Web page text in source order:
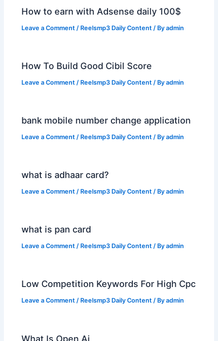
How to earn with Adsense daily 100$
Leave a Comment / Reelsmp3 Daily Content / Byadmin
How To Build Good Cibil Score
Leave a Comment / Reelsmp3 Daily Content / Byadmin
bank mobile number change application
Leave a Comment / Reelsmp3 Daily Content / Byadmin
what is adhaar card?
Leave a Comment / Reelsmp3 Daily Content / Byadmin
what is pan card
Leave a Comment / Reelsmp3 Daily Content / Byadmin
Low Competition Keywords For High Cpc
Leave a Comment / Reelsmp3 Daily Content / Byadmin
What Is Open Ai